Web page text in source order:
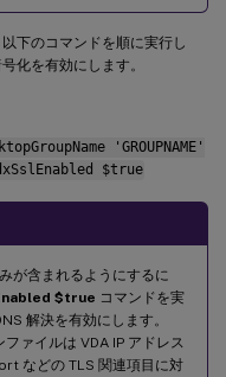
下のコマンドを順に実行し
化を有効にします。
'GROUPNAME'
$true
が含まれるようにするに
$true コマンドを実
解決を有効にします。
ァイルは VDA IP アドレス
などの TLS 関連項目に対